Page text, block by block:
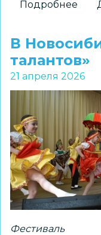
Подробнее
итоги
V
В
талантов»
21 апреля 2026
Фестиваль